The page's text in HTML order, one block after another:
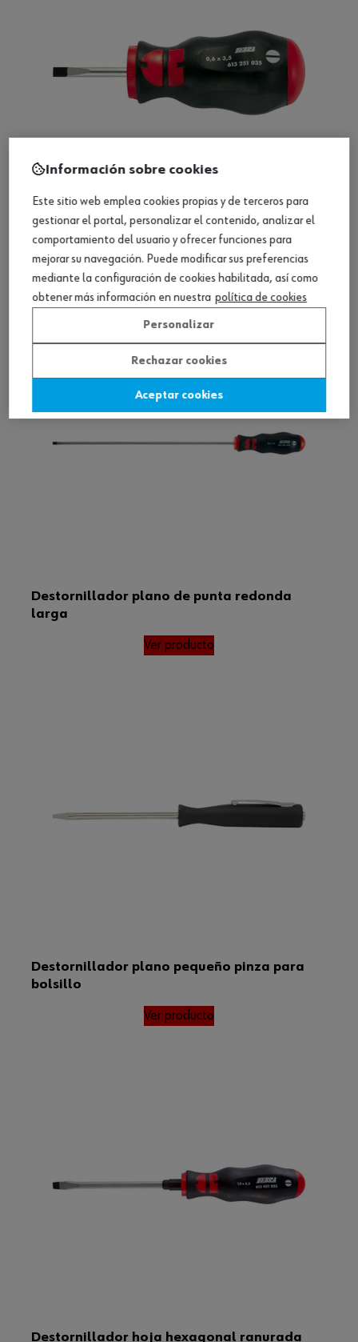
Destornillador plano de punta redonda
corta
Ver producto
Destornillador plano de punta redonda
larga
Ver producto
Destornillador plano pequeño pinza para
bolsillo
Ver producto
Destornillador hoja hexagonal ranurada
Información sobre cookies
Este sitio web emplea cookies propias y de terceros para
gestionar el portal, personalizar el contenido, analizar el
comportamiento del usuario y ofrecer funciones para
mejorar su navegación. Puede modificar sus preferencias
mediante la configuración de cookies habilitada, así como
obtener más información en nuestra política de cookies
Personalizar
Rechazar cookies
Aceptar cookies